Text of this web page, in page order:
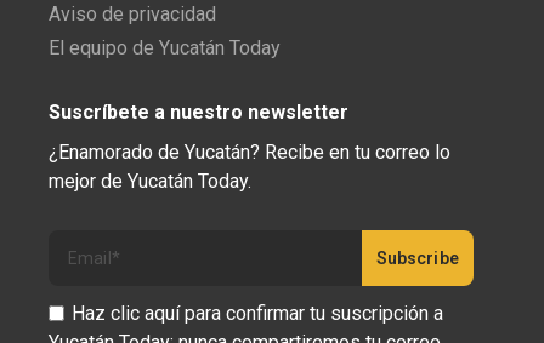
Aviso de privacidad
El equipo de Yucatán Today
Suscríbete a nuestro newsletter
¿Enamorado de Yucatán? Recibe en tu correo lo
mejor de Yucatán Today.
Haz clic aquí para confirmar tu suscripción a